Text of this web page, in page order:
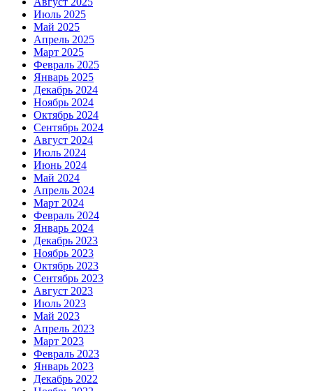
Июль 2025
Май 2025
Апрель 2025
Март 2025
Февраль 2025
Январь 2025
Декабрь 2024
Ноябрь 2024
Октябрь 2024
Сентябрь 2024
Август 2024
Июль 2024
Июнь 2024
Май 2024
Апрель 2024
Март 2024
Февраль 2024
Январь 2024
Декабрь 2023
Ноябрь 2023
Октябрь 2023
Сентябрь 2023
Август 2023
Июль 2023
Май 2023
Апрель 2023
Март 2023
Февраль 2023
Январь 2023
Декабрь 2022